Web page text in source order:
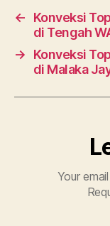
←
Konveksi
di Tengah
→
Konveksi
di Malaka
Your